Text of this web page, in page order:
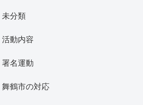
未分類
活動内容
署名運動
舞鶴市の対応